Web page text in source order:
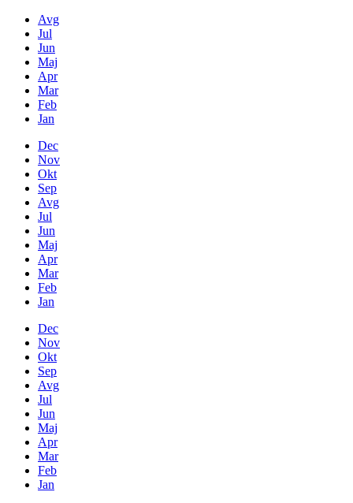
Avg
Jul
Jun
Maj
Apr
Mar
Feb
Jan
Dec
Nov
Okt
Sep
Avg
Jul
Jun
Maj
Apr
Mar
Feb
Jan
Dec
Nov
Okt
Sep
Avg
Jul
Jun
Maj
Apr
Mar
Feb
Jan